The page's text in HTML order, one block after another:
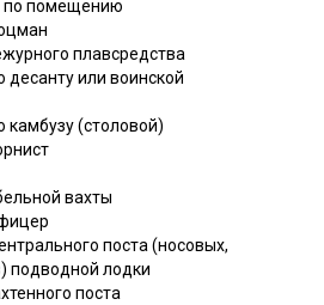
по помещению
плавсредства
или воинской
(столовой)
вахты
поста (носовых,
подводной лодки
поста